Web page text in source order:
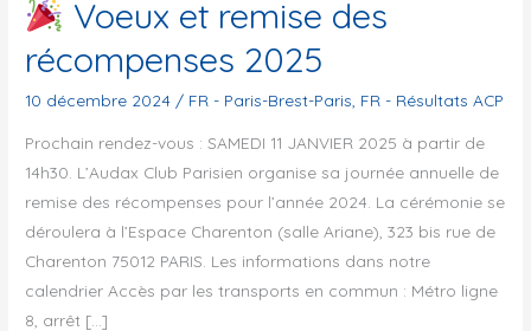
Voeux et remise des
récompenses 2025
10 décembre 2024 / FR - Paris-Brest-Paris FR - Résultats ACP
Prochain rendez-vous : SAMEDI 11 JANVIER 2025 à partir de
14h30. L’Audax Club Parisien organise sa journée annuelle de
remise des récompenses pour l’année 2024. La cérémonie se
déroulera à l’Espace Charenton (salle Ariane), 323 bis rue de
Charenton 75012 PARIS. Les informations dans notre
calendrier Accès par les transports en commun : Métro ligne
8, arrêt […]